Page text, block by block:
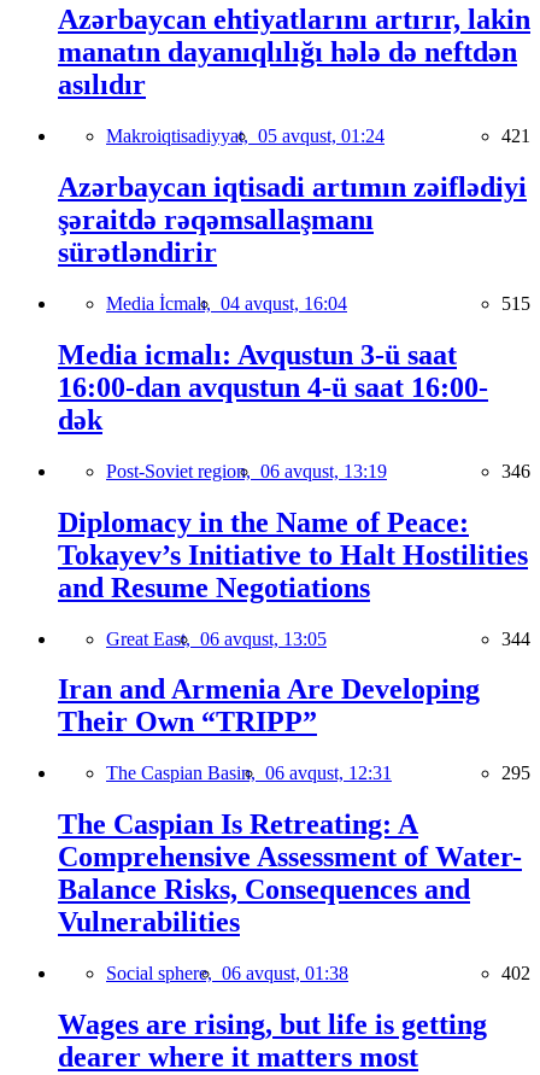
Azərbaycan ehtiyatlarını artırır, lakin
manatın dayanıqlılığı hələ də neftdən
asılıdır
Makroiqtisadiyyat, 05 avqust, 01:24 421
Azərbaycan iqtisadi artımın zəiflədiyi
şəraitdə rəqəmsallaşmanı
sürətləndirir
Media İcmalı, 04 avqust, 16:04 515
Media icmalı: Avqustun 3-ü saat
16:00-dan avqustun 4-ü saat 16:00-
dək
Post-Soviet region, 06 avqust, 13:19 346
Diplomacy in the Name of Peace:
Tokayev’s Initiative to Halt Hostilities
and Resume Negotiations
Great East, 06 avqust, 13:05 344
Iran and Armenia Are Developing
Their Own “TRIPP”
The Caspian Basin, 06 avqust, 12:31 295
The Caspian Is Retreating: A
Comprehensive Assessment of Water-
Balance Risks, Consequences and
Vulnerabilities
Social sphere, 06 avqust, 01:38 402
Wages are rising, but life is getting
dearer where it matters most